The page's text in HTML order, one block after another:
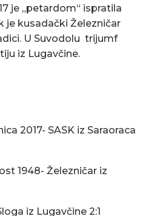
je „petardom“ ispratila
je kusadački Železničar
U Suvodolu trijumf
iz Lugavčine.
2017- SASK iz Saraoraca
1948- Železničar iz
iz Lugavčine 2:1